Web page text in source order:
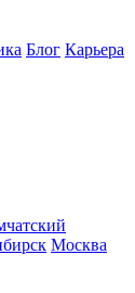
Блог Карьера
Москва